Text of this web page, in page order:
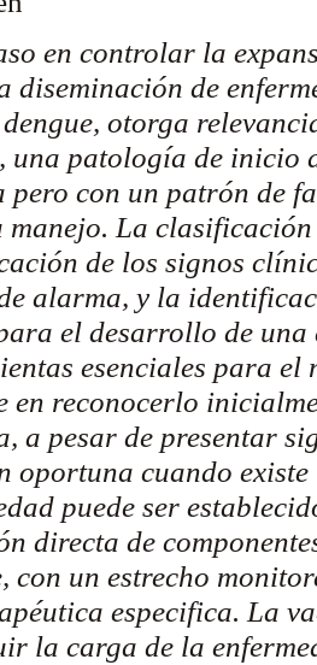
en controlar la
diseminación de
otorga
una patología de inicio
pero con un patrón de
manejo. La
de los signos
alarma, y la
el desarrollo de una
esenciales para
en reconocerlo
a pesar de presentar
oportuna cuando
puede ser
directa de
con un estrecho
especifica. La
la carga de la